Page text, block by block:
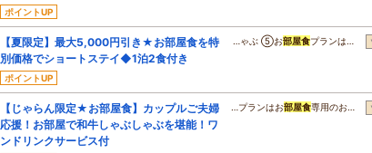
ポイントUP
【夏限定】最大5,000円引き★お部屋食を特
別価格でショートステイ◆1泊2食付き
ポイントUP
…ゃぶ ⑤お部屋食プランは…
【じゃらん限定★お部屋食】カップルご夫婦
応援！お部屋で和牛しゃぶしゃぶを堪能！ワ
ンドリンクサービス付
…プランはお部屋食専用のお…